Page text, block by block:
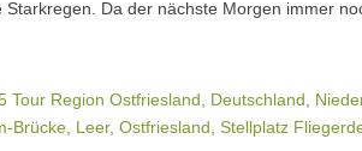
Starkregen. Da der nächste Morgen immer
Tour Region Ostfriesland Deutschland
Brücke Leer, Ostfriesland Stellplatz